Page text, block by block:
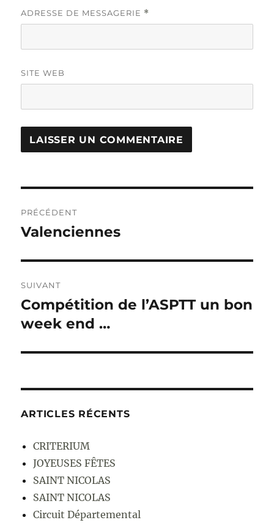
ADRESSE DE MESSAGERIE *
SITE WEB
de
PRÉCÉDENT
Publication
Valenciennes
SUIVANT
Publication
suivante :
Compétition de l’ASPTT un bon
week end …
ARTICLES RÉCENTS
CRITERIUM
JOYEUSES FÊTES
SAINT NICOLAS
SAINT NICOLAS
Circuit Départemental